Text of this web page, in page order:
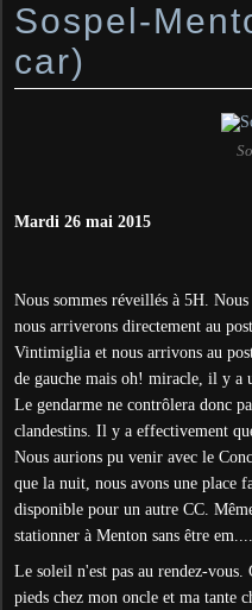
Sospel-
car)
Mardi 26 mai 2015
Nous sommes réveillés à 5H.
nous arriverons directement au
Vintimiglia et nous arrivons au
de gauche mais oh! miracle, il y a
Le gendarme ne contrôlera donc
clandestins. Il y a effectivement
Nous aurions pu venir avec le
que la nuit, nous avons une place
disponible pour un autre CC.
stationner à Menton sans être
Le soleil n'est pas au rendez-vous.
pieds chez mon oncle et ma tante